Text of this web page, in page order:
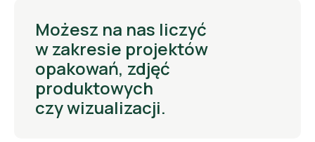
Możesz na nas liczyć
w zakresie projektów
opakowań, zdjęć
produktowych
czy wizualizacji.